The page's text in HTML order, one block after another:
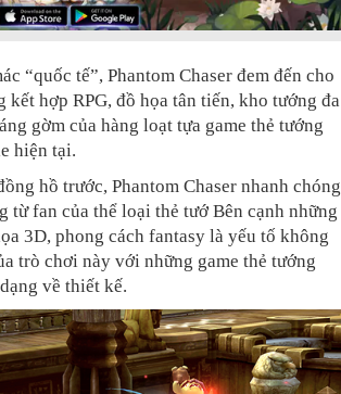
“quốc tế”, Phantom Chaser đem đến cho
kết hợp RPG, đồ họa tân tiến, kho tướng đa
gờm của hàng loạt tựa game thẻ tướng
hiện tại.
hồ trước, Phantom Chaser nhanh chóng
từ fan của thể loại thẻ tướ Bên cạnh những
3D, phong cách fantasy là yếu tố không
trò chơi này với những game thẻ tướng
về thiết kế.